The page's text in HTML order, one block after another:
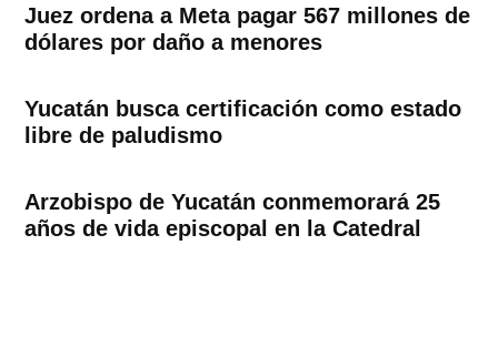
Juez ordena a Meta pagar 567 millones de
dólares por daño a menores
Yucatán busca certificación como estado
libre de paludismo
Arzobispo de Yucatán conmemorará 25
años de vida episcopal en la Catedral